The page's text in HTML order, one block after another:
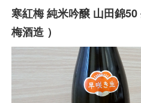
寒紅梅 純米吟醸 山田錦
梅酒造 ）